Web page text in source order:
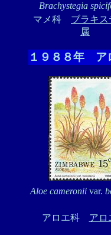
Brachystegia
マメ科 ブラキス
属
１９８８年 ア
Aloe cameronii var.
アロエ科 アロ